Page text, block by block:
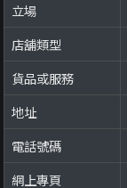
立場
店舖類型
貨品或服務
地址
電話號碼
網上專頁